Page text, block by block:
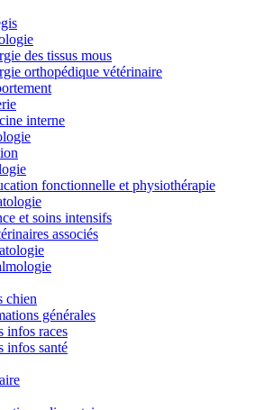
des tissus mous
orthopédique vétérinaire
interne
fonctionnelle et physiothérapie
et soins intensifs
associés
chien
générales
infos races
infos santé